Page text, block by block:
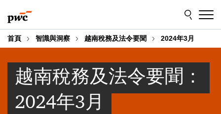
to
content
to
footer
首頁 智識與洞察 越南稅務及法令要聞 2024年3月
越南稅務及法令要聞：
2024年3月